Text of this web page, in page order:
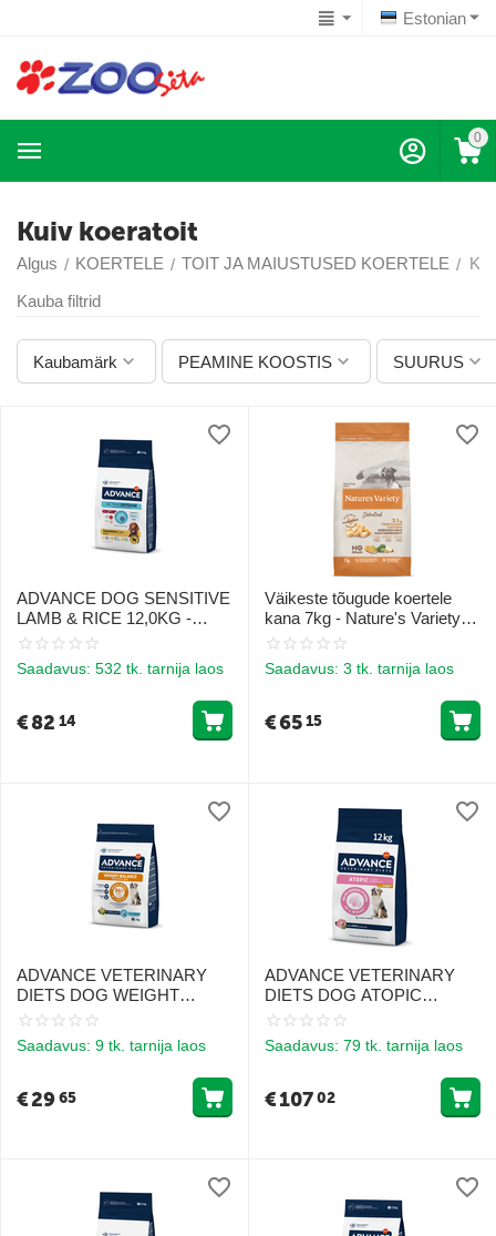
Estonian
0
Kuiv koeratoit
Algus / KOERTELE / TOIT JA MAIUSTUSED KOERTELE /
Kauba filtrid
Kaubamärk PEAMINE KOOSTIS SUURUS
ADVANCE DOG SENSITIVE
LAMB & RICE 12,0KG -
KÕIKI TÕUGE KOERAD
Saadavus: 532 tk. tarnija laos
€82 14
Väikeste tõugude koertele
kana 7kg - Nature's Variety
Dog Selected Mini Free
Saadavus: 3 tk. tarnija laos
€6515
ADVANCE VETERINARY
DIETS DOG WEIGHT
BALANCE 3KG -
KONTROLLIKS
Saadavus: 9 tk. tarnija laos
€2965
ADVANCE VETERINARY
DIETS DOG ATOPIC
RABBIT 12KG - KESKMISE
TÄISKASVANUD
ATOOPILINE DERMATIIT
Saadavus: 79 tk. tarnija laos
€10702